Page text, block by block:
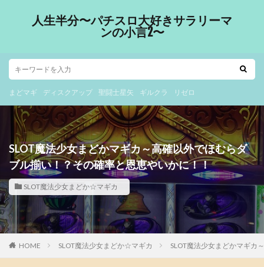
人生半分〜パチスロ大好きサラリーマ
ンの小言2〜
まどマギ ディスクアップ 聖闘士星矢 ギルクラ リゼロ
SLOT魔法少女まどかマギカ～高確以外でほむらダ
ブル揃い！？その確率と恩恵やいかに！！
SLOT魔法少女まどか☆マギカ
HOME SLOT魔法少女まどか☆マギカ SLOT魔法少女まどかマギカ